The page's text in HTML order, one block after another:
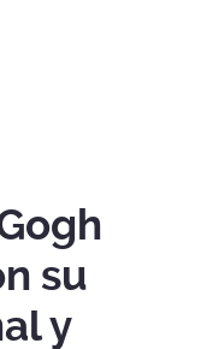
su
y